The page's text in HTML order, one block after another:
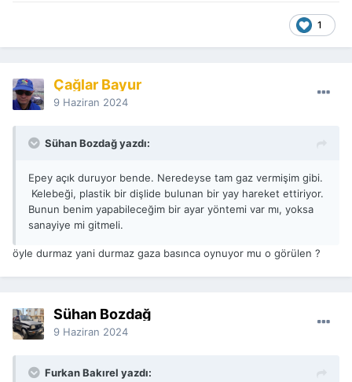
1
Çağlar Bayur
9 Haziran 2024
Sühan Bozdağ yazdı:
Epey açık duruyor bende. Neredeyse tam gaz vermişim gibi.
Kelebeği, plastik bir dişlide bulunan bir yay hareket ettiriyor.
Bunun benim yapabileceğim bir ayar yöntemi var mı, yoksa
sanayiye mi gitmeli.
öyle durmaz yani durmaz gaza basınca oynuyor mu o görülen ?
Sühan Bozdağ
9 Haziran 2024
Furkan Bakırel yazdı: